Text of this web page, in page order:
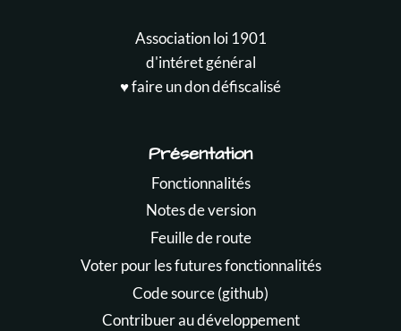
Association loi 1901
d'intéret général
♥️ faire un don défiscalisé
Présentation
Fonctionnalités
Notes de version
Feuille de route
Voter pour les futures fonctionnalités
Code source (github)
Contribuer au développement